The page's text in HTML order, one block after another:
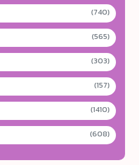
(740)
(565)
(303)
(157)
(1410)
(608)